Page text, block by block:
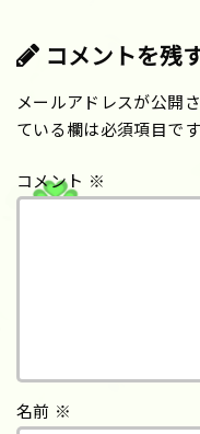
コメントを残
メールアドレスが公開
ている欄は必須項目です
コメント ※
名前 ※